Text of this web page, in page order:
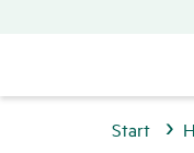
Start